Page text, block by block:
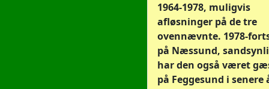
1964-1978, muligvis
afløsninger på de tre
ovennævnte. 1978-
på Næssund,
har den også været
på Feggesund i senere